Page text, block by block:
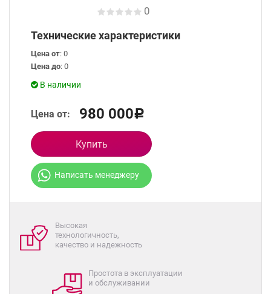
0
Технические характеристики
Цена от: 0
Цена до: 0
В наличии
Цена от: 980 000Р
Купить
Написать менеджеру
Высокая
технологичность,
качество и надежность
Простота в эксплуатации
и обслуживании